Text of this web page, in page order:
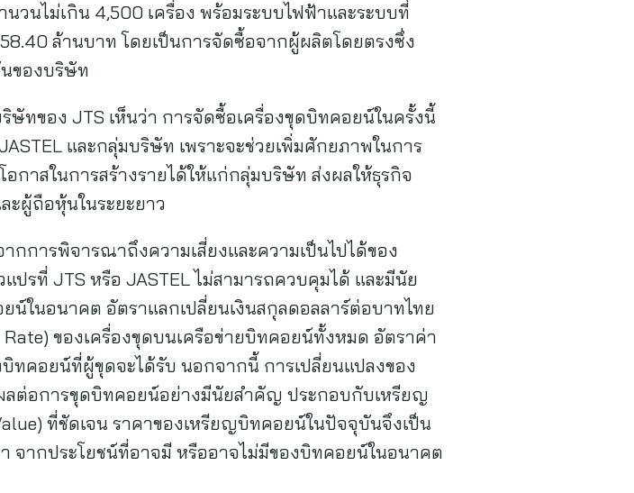
วนไม่เกิน 4,500 เครื่อง พร้อมระบบไฟฟ้าและระบบที่
ล้านบาท โดยเป็นการจัดซื้อจากผู้ผลิตโดยตรงซึ่ง
นของบริษัท
ทของ JTS เห็นว่า การจัดซื้อเครื่องขุดบิทคอยน์ในครั้งนี้
และกลุ่มบริษัท เพราะจะช่วยเพิ่มศักยภาพในการ
กาสในการสร้างรายได้ให้แก่กลุ่มบริษัท ส่งผลให้ธุรกิจ
ะผู้ถือหุ้นในระยะยาว
กการพิจารณาถึงความเสี่ยงและความเป็นไปได้ของ
รที่ JTS หรือ JASTEL ไม่สามารถควบคุมได้ และมีนัย
ในอนาคต อัตราแลกเปลี่ยนเงินสกุลดอลลาร์ต่อบาทไทย
ของเครื่องขุดบนเครือข่ายบิทคอยน์ทั้งหมด อัตราค่า
บิทคอยน์ที่ผู้ขุดจะได้รับ นอกจากนี้ การเปลี่ยนแปลงของ
ลต่อการขุดบิทคอยน์อย่างมีนัยสำคัญ ประกอบกับเหรียญ
ที่ชัดเจน ราคาของเหรียญบิทคอยน์ในปัจจุบันจึงเป็น
จากประโยชน์ที่อาจมี หรืออาจไม่มีของบิทคอยน์ในอนาคต